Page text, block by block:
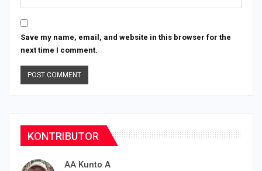
Save my name, email, and website in this browser for the
next time I comment.
KONTRIBUTOR
AA Kunto A